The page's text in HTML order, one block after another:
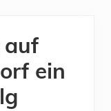
auf
ein